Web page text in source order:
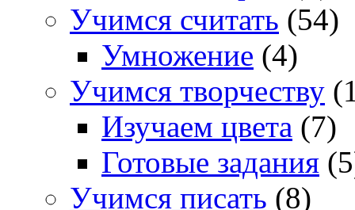
Учимся считать (54)
Умножение (4)
Учимся творчеству
Изучаем цвета (7)
Готовые задания
Учимся писать (8)